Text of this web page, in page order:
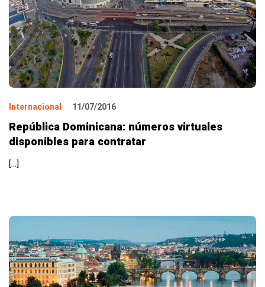
Internacional 11/07/2016
República Dominicana: números virtuales
disponibles para contratar
[…]